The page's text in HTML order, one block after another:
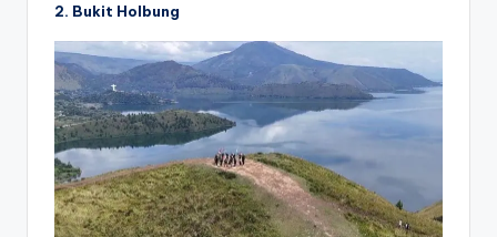
2. Bukit Holbung